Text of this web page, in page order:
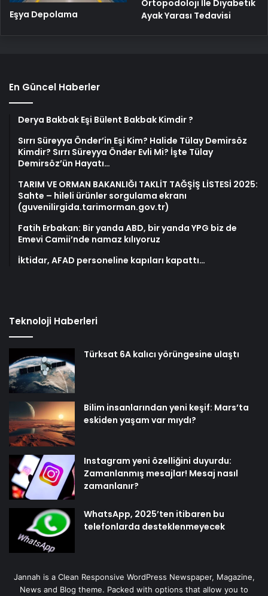
Eşya Depolama
Ortopodoloji İle Diyabetik
Ayak Yarası Tedavisi
En Güncel Haberler
Derya Bakbak Eşi Bülent Bakbak Kimdir ?
Sırrı Süreyya Önder’in Eşi Kim? Halide Tülay Demirsöz
Kimdir? Sırrı Süreyya Önder Evli Mi? İşte Tülay
Demirsöz’ün Hayatı…
TARIM VE ORMAN BAKANLIĞI TAKLİT TAĞŞİŞ LİSTESİ 2025:
Sahte – hileli ürünler sorgulama ekranı
(guvenilirgida.tarimorman.gov.tr)
Fatih Erbakan: Bir yanda ABD, bir yanda YPG biz de
Emevi Camii’nde namaz kılıyoruz
İktidar, AFAD personeline kapıları kapattı…
Teknoloji Haberleri
Türksat 6A kalıcı yörüngesine ulaştı
Bilim insanlarından yeni keşif: Mars’ta
eskiden yaşam var mıydı?
Instagram yeni özelliğini duyurdu:
Zamanlanmış mesajlar! Mesaj nasıl
zamanlanır?
WhatsApp, 2025’ten itibaren bu
telefonlarda desteklenmeyecek
Jannah is a Clean Responsive WordPress Newspaper, Magazine,
News and Blog theme. Packed with options that allow you to